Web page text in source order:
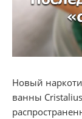
Новый
ванны